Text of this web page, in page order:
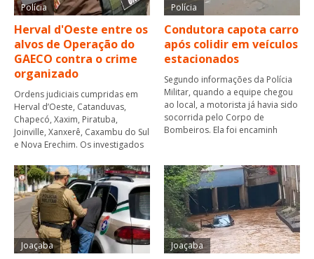
Polícia
Herval d'Oeste entre os
alvos de Operação do
GAECO contra o crime
organizado
Ordens judiciais cumpridas em
Herval d’Oeste, Catanduvas,
Chapecó, Xaxim, Piratuba,
Joinville, Xanxerê, Caxambu do Sul
e Nova Erechim. Os investigados
Polícia
Condutora capota carro
após colidir em veículos
estacionados
Segundo informações da Polícia
Militar, quando a equipe chegou
ao local, a motorista já havia sido
socorrida pelo Corpo de
Bombeiros. Ela foi encaminh
Joaçaba Joaçaba